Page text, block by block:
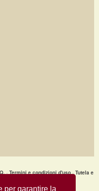
per garantire la
·Termini e condizioni d'uso·Tutela e